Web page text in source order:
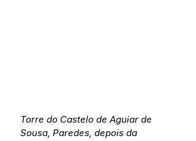
Torre do Castelo de Aguiar de
Sousa, Paredes, depois da